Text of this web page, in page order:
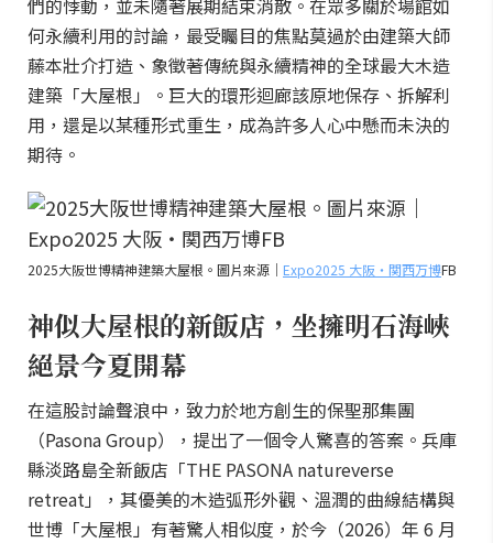
們的悸動，並未隨著展期結束消散。在眾多關於場館如
何永續利用的討論，最受矚目的焦點莫過於由建築大師
藤本壯介打造、象徵著傳統與永續精神的全球最大木造
建築「大屋根」。巨大的環形迴廊該原地保存、拆解利
用，還是以某種形式重生，成為許多人心中懸而未決的
期待。
2025大阪世博精神建築大屋根。圖片來源｜ Expo2025 大阪・関西万博FB
神似大屋根的新飯店，坐擁明石海峽
絕景今夏開幕
在這股討論聲浪中，致力於地方創生的保聖那集團
（Pasona Group），提出了一個令人驚喜的答案。兵庫
縣淡路島全新飯店「THE PASONA natureverse
retreat」，其優美的木造弧形外觀、溫潤的曲線結構與
世博「大屋根」有著驚人相似度，於今（2026）年 6 月